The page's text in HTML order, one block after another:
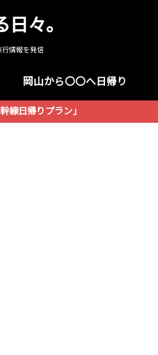
々。
行情報を発信
岡山から〇〇へ日帰り
線日帰りプラン」